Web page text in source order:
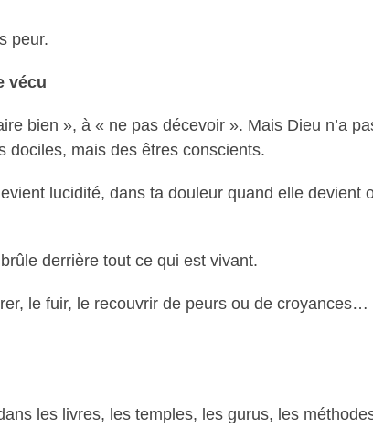
peur.
vécu
bien », à « ne pas décevoir ». Mais Dieu n’a
dociles, mais des êtres conscients.
lucidité, dans ta douleur quand elle devient
derrière tout ce qui est vivant.
le fuir, le recouvrir de peurs ou de
les livres, les temples, les gurus, les